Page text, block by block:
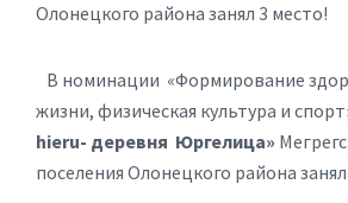
Олонецкого района занял 3 место!
В номинации «Формирование
жизни, физическая культура и
hieru- деревня Юргелица»
поселения Олонецкого района